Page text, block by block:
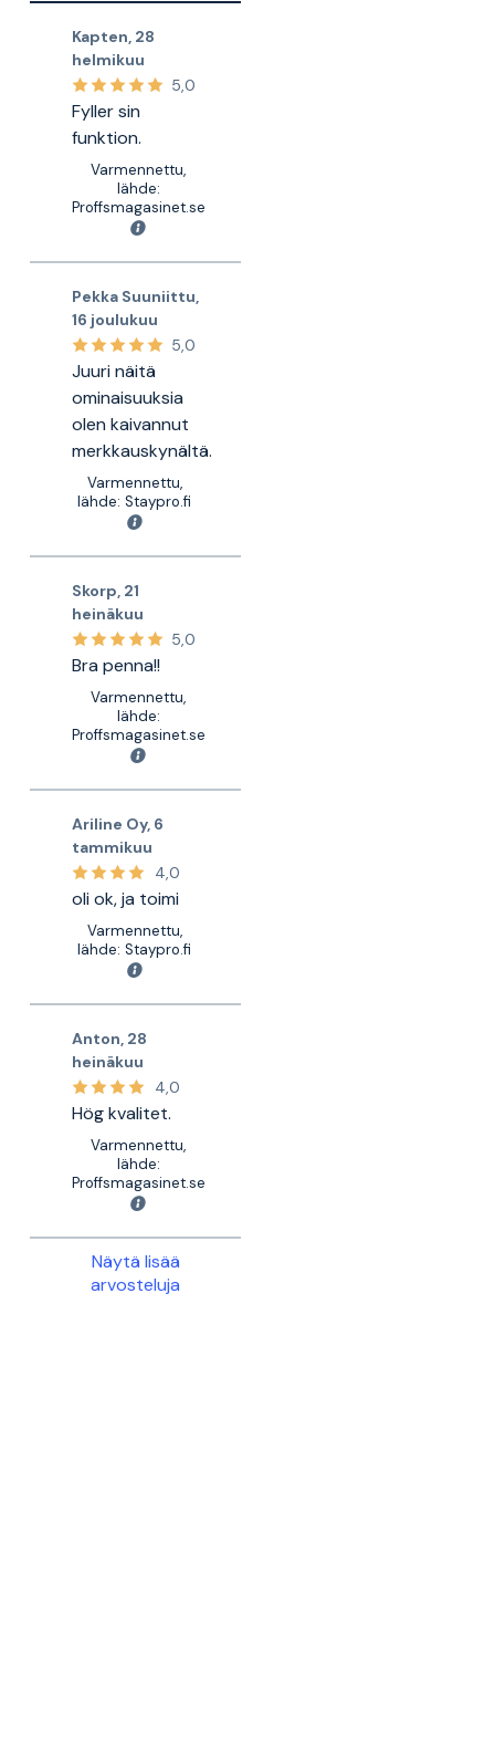
Kapten, 28
helmikuu
5,0
Fyller sin
funktion.
Varmennettu,
lähde:
Proffsmagasinet.se
Pekka Suuniittu,
16 joulukuu
5,0
Juuri näitä
ominaisuuksia
olen kaivannut
merkkauskynältä.
Varmennettu,
lähde: Staypro.fi
Skorp, 21
heinäkuu
5,0
Bra penna!!
Varmennettu,
lähde:
Proffsmagasinet.se
Ariline Oy, 6
tammikuu
4,0
oli ok, ja toimi
Varmennettu,
lähde: Staypro.fi
Anton, 28
heinäkuu
4,0
Hög kvalitet.
Varmennettu,
lähde:
Proffsmagasinet.se
Näytä lisää
arvosteluja